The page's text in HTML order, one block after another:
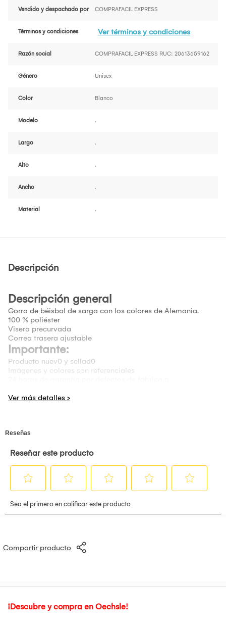
Vendido y despachado por COMPRAFACIL EXPRESS
Términos y condiciones Ver términos y condiciones
Razón social COMPRAFACIL EXPRESS RUC: 20613659162
Género Unisex
Color Blanco
Modelo .
Largo .
Alto .
Ancho .
Material .
Descripción
Descripción general
Gorra de béisbol de sarga con los colores de Alemania.
100 % poliéster
Visera precurvada
Correa trasera ajustable
Importante:
Producto nuev0 y sellad0
Imágenes y colores son referenciales
El cliente solo recibirá un documento de compra
compra internacional antes de transcurridas las cuarenta y
cuando no haya recibido la notificación de confirmación de
haya enviado la documentación solicitada. El plazo de
entrega comenzará a contabilizarse a partir de la validación
Compartir producto
¡Descubre y compra en Oechsle!